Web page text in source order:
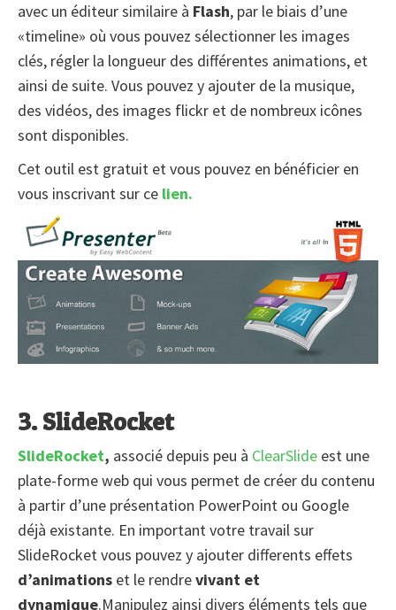
avec un éditeur similaire à Flash, par le biais d’une
«timeline» où vous pouvez sélectionner les images
clés, régler la longueur des différentes animations, et
ainsi de suite. Vous pouvez y ajouter de la musique,
des vidéos, des images flickr et de nombreux icônes
sont disponibles.
Cet outil est gratuit et vous pouvez en bénéficier en
vous inscrivant sur ce lien.
3. SlideRocket
SlideRocket, associé depuis peu à ClearSlide est une
plate-forme web qui vous permet de créer du contenu
à partir d’une présentation PowerPoint ou Google
déjà existante. En important votre travail sur
SlideRocket vous pouvez y ajouter differents effets
d’animations et le rendrevivant et
dynamique.Manipulez ainsi divers éléments tels que